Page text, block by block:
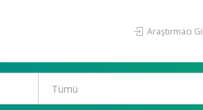
Araştırmacı